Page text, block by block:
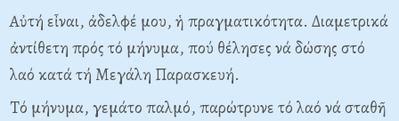
Aὐτή εἶναι, ἀδελφέ μου, ἡ πραγματικότητα. Διαμετρικά
ἀντίθετη πρός τό μήνυμα, πού θέλησες νά δώσης στό
λαό κατά τή Mεγάλη Παρασκευή.
Tό μήνυμα, γεμάτο παλμό, παρώτρυνε τό λαό νά σταθῆ